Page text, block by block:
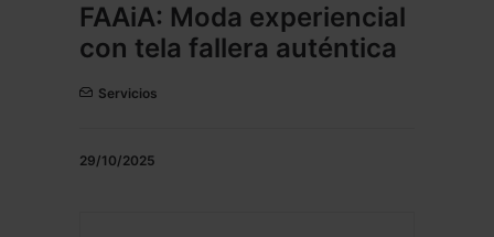
FAAiA: Moda experiencial
con tela fallera auténtica
Servicios
29/10/2025